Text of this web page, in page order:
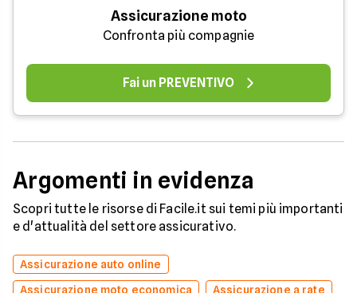
Assicurazione moto
Confronta più compagnie
Fai un PREVENTIVO
Argomenti in evidenza
Scopri tutte le risorse di Facile.it sui temi più importanti
e d'attualità del settore assicurativo.
Assicurazione auto online
Assicurazione moto economica
Assicurazione a rate